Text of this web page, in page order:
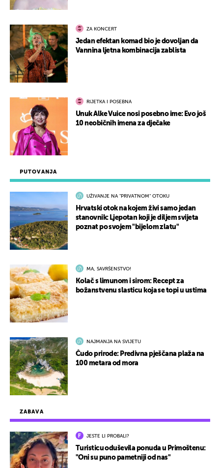
ZABAVA
JESTE LI PROBALI?
Turisticu oduševila ponuda u Primoštenu:
"Oni su puno pametniji od nas"
PUTOVANJA
UŽIVANJE NA "PRIVATNOM" OTOKU
Hrvatski otok na kojem živi samo jedan
stanovnik: Ljepotan koji je diljem svijeta
poznat po svojem "bijelom zlatu"
MA, SAVRŠENSTVO!
Kolač s limunom i sirom: Recept za
božanstvenu slasticu koja se topi u ustima
NAJMANJA NA SVIJETU
Čudo prirode: Predivna pješčana plaža na
100 metara od mora
ZA KONCERT
Jedan efektan komad bio je dovoljan da
Vannina ljetna kombinacija zablista
RIJETKA I POSEBNA
Unuk Alke Vuice nosi posebno ime: Evo još
10 neobičnih imena za dječake